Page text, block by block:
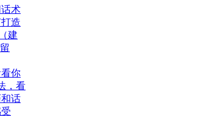
术
造
建
你
，看
话